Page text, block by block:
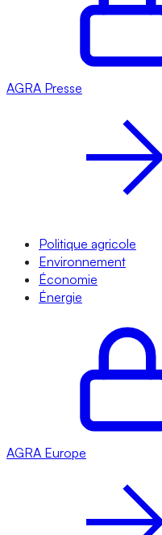
AGRA Presse
Politique agricole
Environnement
Économie
Énergie
AGRA Europe